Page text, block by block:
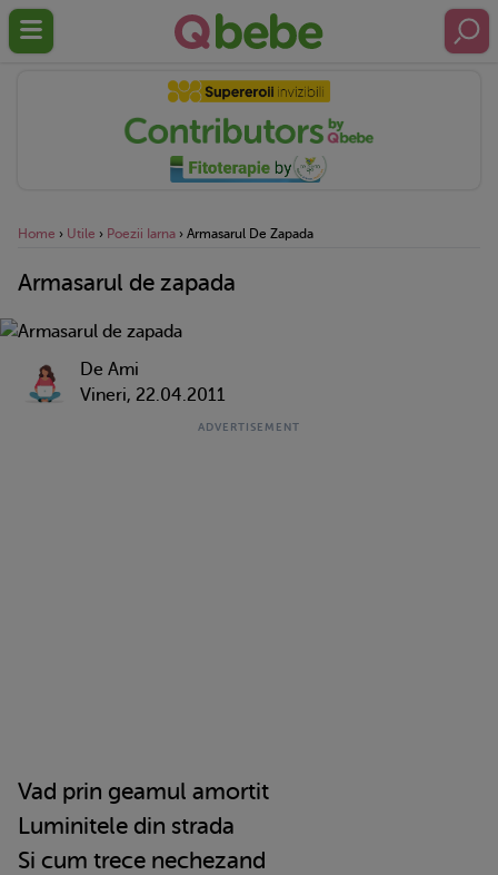
Home › Utile › Poezii Iarna › Armasarul De Zapada
Armasarul de zapada
De Ami
Vineri, 22.04.2011
Vad prin geamul amortit
Luminitele din strada
Si cum trece nechezand